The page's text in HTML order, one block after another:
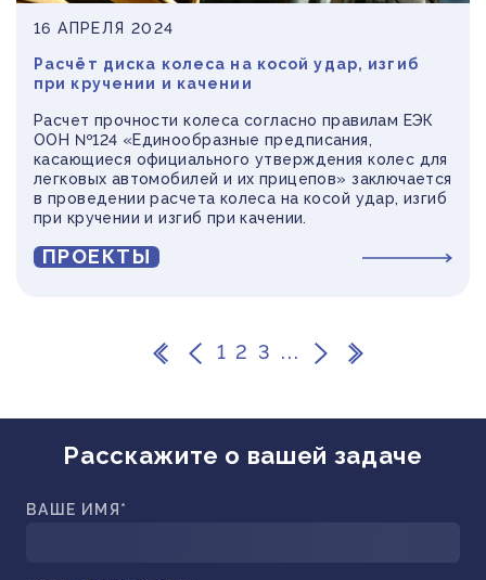
16 АПРЕЛЯ 2024
Расчёт диска колеса на косой удар, изгиб
при кручении и качении
Расчет прочности колеса согласно правилам ЕЭК
ООН №124 «Единообразные предписания,
касающиеся официального утверждения колес для
легковых автомобилей и их прицепов» заключается
в проведении расчета колеса на косой удар, изгиб
при кручении и изгиб при качении.
ПРОЕКТЫ
1 2 3 ...
Расскажите о вашей задаче
ВАШЕ ИМЯ*